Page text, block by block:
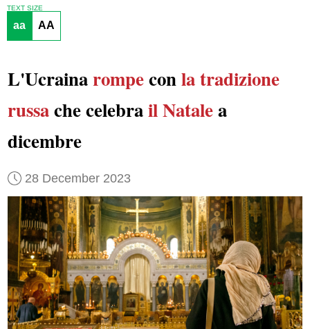
TEXT SIZE
aa AA
L'Ucrainarompeconla tradizione
russache celebrail Natalea
dicembre
28 December 2023